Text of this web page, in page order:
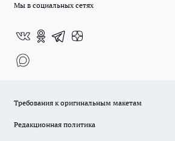
Мы в социальных сетях
Требования к оригинальным макетам
Редакционная политика